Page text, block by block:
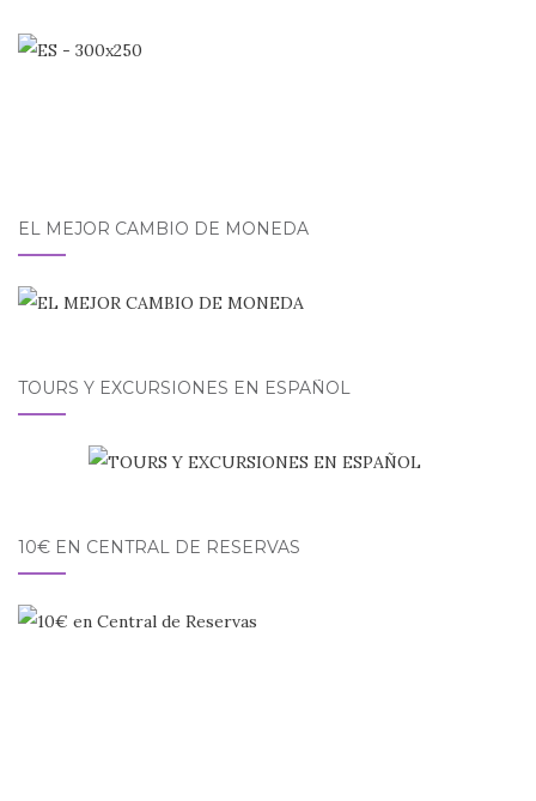
EL MEJOR CAMBIO DE MONEDA
TOURS Y EXCURSIONES EN ESPAÑOL
10€ EN CENTRAL DE RESERVAS